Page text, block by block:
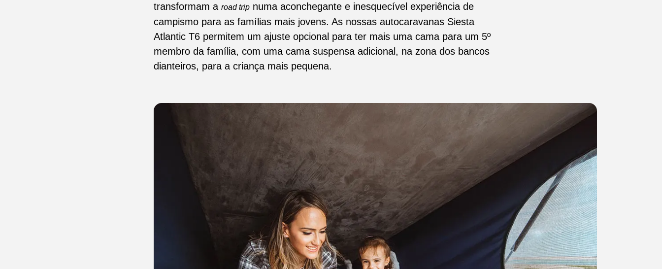
transformam a road trip numa aconchegante e inesquecível experiência de
campismo para as famílias mais jovens. As nossas autocaravanas Siesta
Atlantic T6 permitem um ajuste opcional para ter mais uma cama para um 5º
membro da família, com uma cama suspensa adicional, na zona dos bancos
dianteiros, para a criança mais pequena.